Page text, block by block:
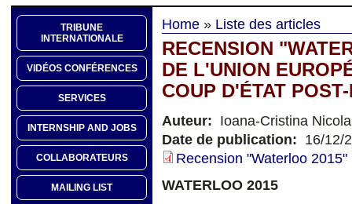
TRIBUNE
INTERNATIONALE
VIDÉOS CONFÉRENCES
SERVICES
INTERNSHIP AND JOBS
COLLABORATEURS
MAILING LIST
Home » Liste des articles
RECENSION
DE L'UNION
COUP D'ÉTAT
Auteur: Ioana-Cristina
Date de publication: 16/12/
Recension "Waterloo 2015"
WATERLOO 2015